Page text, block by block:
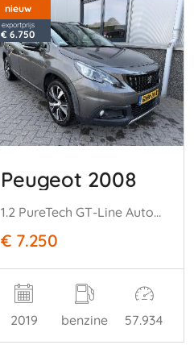
nieuw
exportprijs
€ 6.750
Peugeot 2008
1.2 PureTech GT-Line Automaat.
€ 7.250
2019 benzine 57.934